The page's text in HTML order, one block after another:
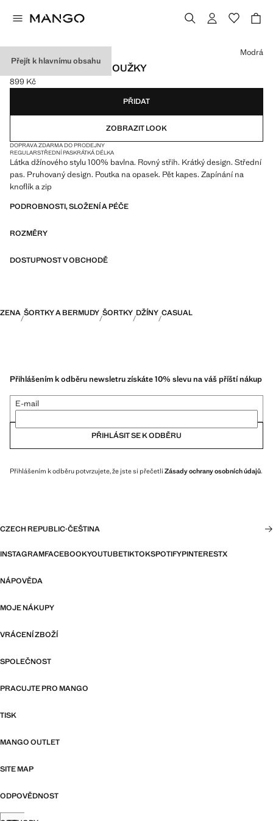
Přejít k hlavnímu obsahu
ROVNÉ ŠORTKY S PROUŽKY
Aktuální cena [899 Kč ]
899 Kč
Vyberte barvu
Modrá
PŘIDAT
ZOBRAZIT LOOK
DOPRAVA ZDARMA DO PRODEJNY
REGULARSTŘEDNÍ PASKRÁTKÁ DÉLKA
Látka džínového stylu 100% bavlna. Rovný střih. Krátký design. Střední
pas. Pruhovaný design. Poutka na opasek. Pět kapes. Zapínání na
knoflík a zip
PODROBNOSTI, SLOŽENÍ A PÉČE
ROZMĚRY
DOSTUPNOST V OBCHODĚ
ZENA ŠORTKY A BERMUDY ŠORTKY DŽÍNY CASUAL
Přihlášením k odběru newsletru získáte 10% slevu na váš příští nákup
E-mail
PŘIHLÁSIT SE K ODBĚRU
Přihlášením k odběru potvrzujete, že jste si přečetli Zásady ochrany osobních údajů.
CZECH REPUBLIC·ČEŠTINA
INSTAGRAMFACEBOOKYOUTUBETIKTOKSPOTIFYPINTERESTX
NÁPOVĚDA
MOJE NÁKUPY
VRÁCENÍ ZBOŽÍ
SPOLEČNOST
PRACUJTE PRO MANGO
TISK
MANGO OUTLET
SITE MAP
ODPOVĚDNOST